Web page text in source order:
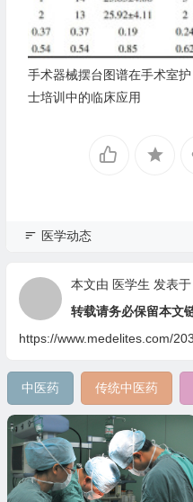
手术器械摆台图谱在手术室护
士培训中的临床应用
医学动态
本文由 医学生 发表
转载请务必保留本文
https://www.medelites.com/
中医药 传统中医药